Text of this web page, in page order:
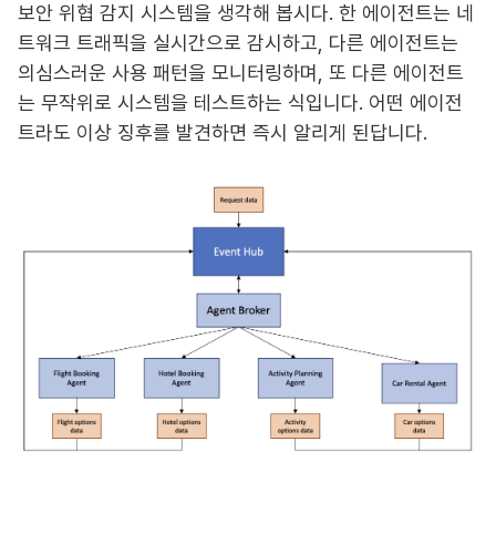
보안 위협 감지 시스템을 생각해 봅시다. 한 에이전트는 네
트워크 트래픽을 실시간으로 감시하고, 다른 에이전트는
의심스러운 사용 패턴을 모니터링하며, 또 다른 에이전트
는 무작위로 시스템을 테스트하는 식입니다. 어떤 에이전
트라도 이상 징후를 발견하면 즉시 알리게 된답니다.